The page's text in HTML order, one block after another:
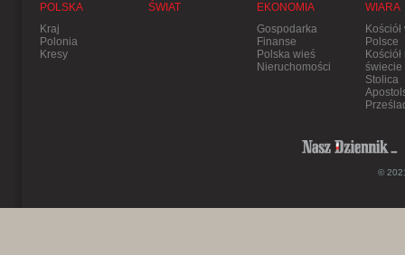
POLSKA
Kraj
Polonia
Kresy
ŚWIAT
EKONOMIA
Gospodarka
Finanse
Polska wieś
Nieruchomości
WIARA
Kościół
Polsce
Kościół
świecie
Stolica
©